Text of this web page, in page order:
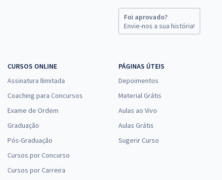
Foi aprovado?
Envie-nos a sua história!
CURSOS ONLINE
Assinatura Ilimitada
Coaching para Concursos
Exame de Ordem
Graduação
Pós-Graduação
Cursos por Concurso
Cursos por Carreira
PÁGINAS ÚTEIS
Depoimentos
Material Grátis
Aulas ao Vivo
Aulas Grátis
Sugerir Curso